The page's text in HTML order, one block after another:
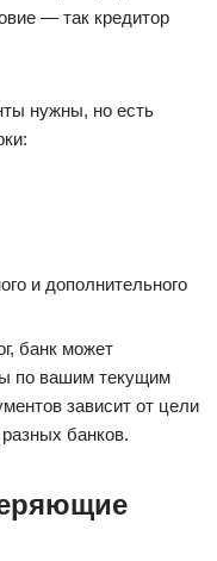
— так кредитор
нужны, но есть
и дополнительного
банк может
по вашим текущим
зависит от цели
банков.